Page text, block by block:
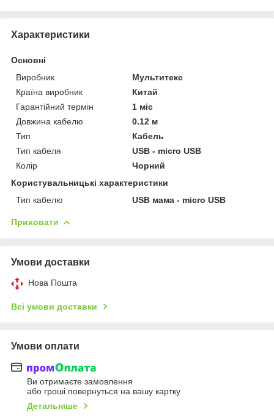
Характеристики
Основні
Виробник
Мультитекс
Країна виробник
Китай
Гарантійний термін
1 міс
Довжина кабелю
0.12 м
Тип
Кабель
Тип кабеля
USB - micro USB
Колір
Чорний
Користувальницькі характеристики
Тип кабелю
USB мама - micro USB
Приховати
Умови доставки
Нова Пошта
Всі умови доставки
Умови оплати
Ви отримаєте замовлення
або гроші повернуться на вашу картку
Детальніше